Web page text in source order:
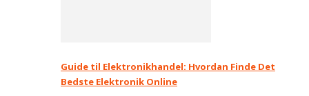
Guide til Elektronikhandel: Hvordan Finde Det
Bedste Elektronik Online